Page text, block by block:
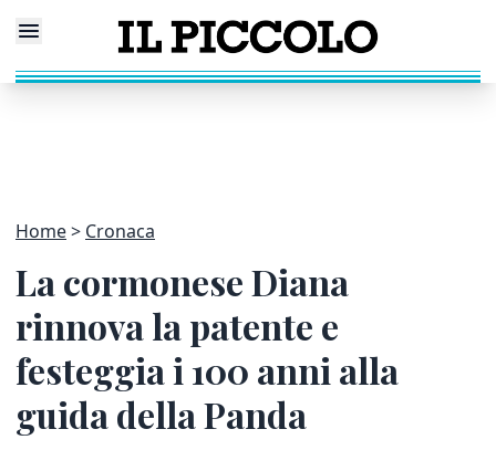
Home Cronaca
La cormonese Diana
rinnova la patente e
festeggia i 100 anni alla
guida della Panda